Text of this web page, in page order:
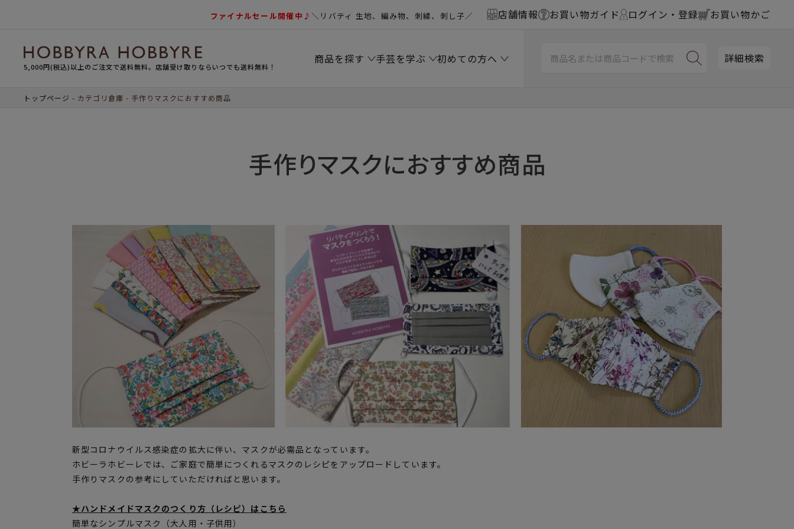
ファイナルセール開催中♪＼リバティ 生地、編み物、刺繍、刺し子／ 店舗情報 お買い物ガイド ログイン・登録 お買い物かご
5,000円(税込)以上のご注文で送料無料。店舗受け取りならいつでも送料無料！
商品を探す 手芸を学ぶ 初めての方へ 詳細検索
トップページ カテゴリ倉庫 手作りマスクにおすすめ商品
手作りマスクにおすすめ商品
新型コロナウイルス感染症の拡大に伴い、マスクが必需品となっています。
ホビーラホビーレでは、ご家庭で簡単につくれるマスクのレシピをアップロードしています。
手作りマスクの参考にしていただければと思います。
★ハンドメイドマスクのつくり方（レシピ）はこちら
簡単なシンプルマスク（大人用・子供用）